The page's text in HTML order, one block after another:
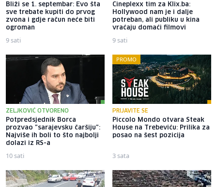
Bliži se 1. septembar: Evo šta
sve trebate kupiti do prvog
zvona i gdje račun neće biti
ogroman
9 sati
Cineplexx tim za Klix.ba:
Hollywood nam je i dalje
potreban, ali publiku u kina
vraćaju domaći filmovi
9 sati
ZELJKOVIĆ OTVORENO
Potpredsjednik Borca
prozvao "sarajevsku čaršiju":
Najviše ih boli to što najbolji
dolazi iz RS-a
10 sati
PROMO
PRIJAVITE SE
Piccolo Mondo otvara Steak
House na Trebeviću: Prilika za
posao na šest pozicija
3 sata